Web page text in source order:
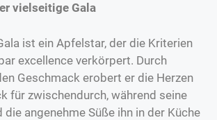
vielseitige Gala
ist ein Apfelstar, der die Kriterien
excellence verkörpert. Durch
Geschmack erobert er die Herzen
für zwischendurch, während seine
die angenehme Süße ihn in der Küche